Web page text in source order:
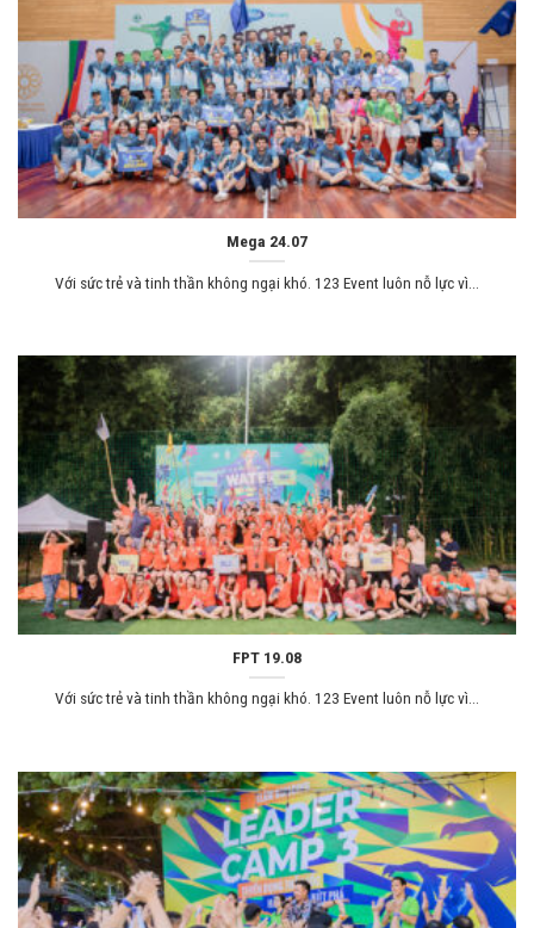
Mega 24.07
Với sức trẻ và tinh thần không ngại khó. 123 Event luôn nỗ lực vì...
FPT 19.08
Với sức trẻ và tinh thần không ngại khó. 123 Event luôn nỗ lực vì...